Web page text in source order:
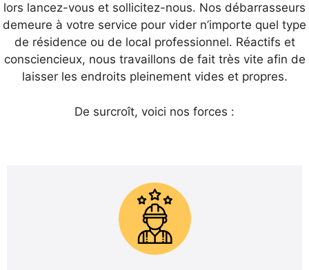
lors lancez-vous et sollicitez-nous. Nos débarrasseurs
demeure à votre service pour vider n’importe quel type
de résidence ou de local professionnel. Réactifs et
consciencieux, nous travaillons de fait très vite afin de
laisser les endroits pleinement vides et propres.
De surcroît, voici nos forces :